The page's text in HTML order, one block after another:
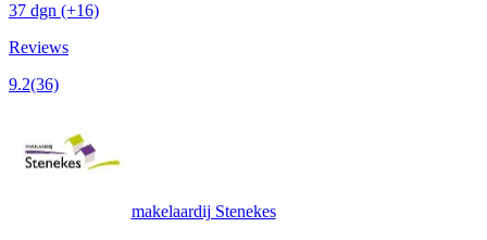
37 dgn (+16)
Reviews
9.2(36)
makelaardij Stenekes